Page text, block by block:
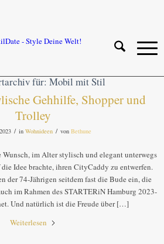
für: Mobil mit Stil
Gehhilfe, Shopper und
Trolley
/ in Wohnideen / von Bethune
Wunsch, im Alter stylisch und elegant unterwegs
Idee brachte, ihren CityCaddy zu entwerfen.
der 74-Jährigen seitdem fast die Bude ein, die
im Rahmen des STARTERiN Hamburg 2023-
Und natürlich ist die Freude über […]
Weiterlesen